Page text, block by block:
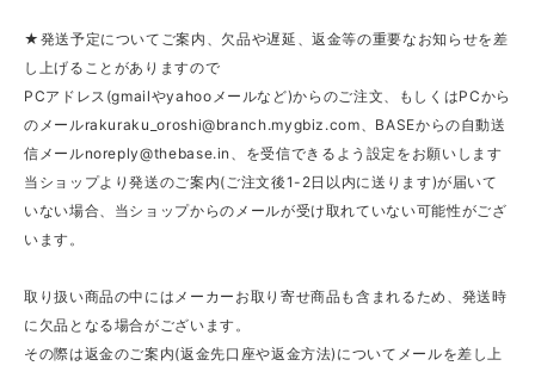
★発送予定についてご案内、欠品や遅延、返金等の重要なお知らせを差
し上げることがありますので
PCアドレス(gmailやyahooメールなど)からのご注文、もしくはPCから
のメールrakuraku_oroshi@branch.mygbiz.com、BASEからの自動送
信メールnoreply@thebase.in 、を受信できるよう設定をお願いします
当ショップより発送のご案内(ご注文後1-2日以内に送ります)が届いて
いない場合、当ショップからのメールが受け取れていない可能性がござ
います。
取り扱い商品の中にはメーカーお取り寄せ商品も含まれるため、発送時
に欠品となる場合がございます。
その際は返金のご案内(返金先口座や返金方法)についてメールを差し上